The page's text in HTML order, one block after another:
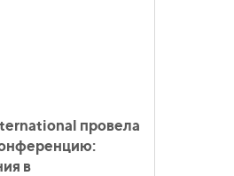
провела
в